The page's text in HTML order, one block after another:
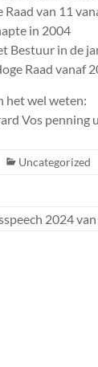
Raad van 11
in 2004
Bestuur in de
Raad vanaf
het wel weten:
Vos
Uncategorized
2024